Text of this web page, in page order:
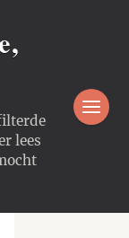
lees